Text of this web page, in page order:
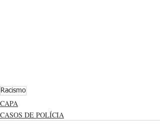
Racismo
CAPA
CASOS DE POLÍCIA